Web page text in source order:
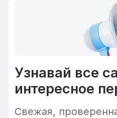
Узнавай все
интересное
Cвежая,